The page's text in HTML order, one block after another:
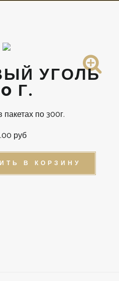
УГОЛЬ
Г.
по 300г.
руб
В КОРЗИНУ